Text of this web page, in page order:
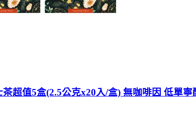
超值5盒(2.5公克x20入/盒) 無咖啡因 低單